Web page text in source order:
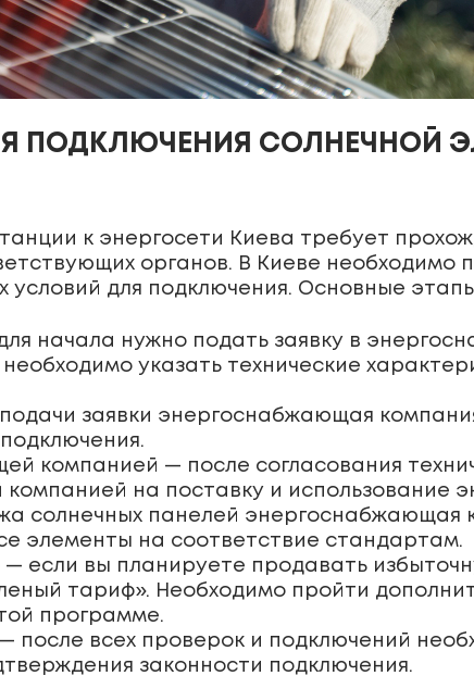
ПОДКЛЮЧЕНИЯ СОЛНЕЧНОЙ
к энергосети Киева требует
органов. В Киеве необходимо
условий для подключения. Основные
начала нужно подать заявку в
необходимо указать технические
заявки энергоснабжающая
компанией — после согласования
на поставку и использование
солнечных панелей энергоснабжающая
элементы на соответствие стандартам.
если вы планируете продавать
тариф». Необходимо пройти
программе.
после всех проверок и подключений
законности подключения.